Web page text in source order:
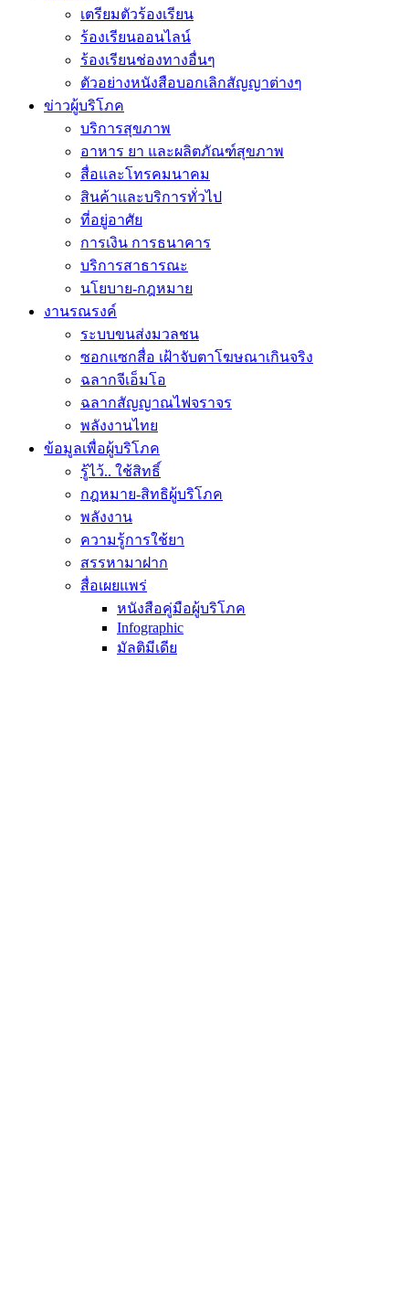
เตรียมตัวร้องเรียน
ร้องเรียนออนไลน์
ร้องเรียนช่องทางอื่นๆ
ตัวอย่างหนังสือบอกเลิกสัญญาต่างๆ
ข่าวผู้บริโภค
บริการสุขภาพ
อาหาร ยา และผลิตภัณฑ์สุขภาพ
สื่อและโทรคมนาคม
สินค้าและบริการทั่วไป
ที่อยู่อาศัย
การเงิน การธนาคาร
บริการสาธารณะ
นโยบาย-กฎหมาย
งานรณรงค์
ระบบขนส่งมวลชน
ซอกแซกสื่อ เฝ้าจับตาโฆษณาเกินจริง
ฉลากจีเอ็มโอ
ฉลากสัญญาณไฟจราจร
พลังงานไทย
ข้อมูลเพื่อผู้บริโภค
รู้ไว้.. ใช้สิทธิ์
กฎหมาย-สิทธิผู้บริโภค
พลังงาน
ความรู้การใช้ยา
สรรหามาฝาก
สื่อเผยแพร่
หนังสือคู่มือผู้บริโภค
Infographic
มัลติมีเดีย